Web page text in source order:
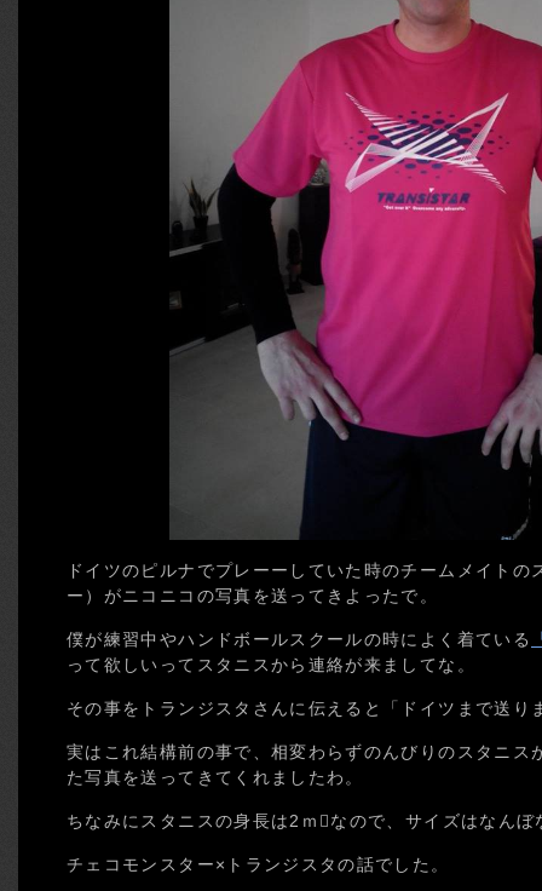
ドイツのピルナでプレーーしていた時のチームメイト
ー）がニコニコの写真を送ってきよったで。
僕が練習中やハンドボールスクールの時によく着ている
って欲しいってスタニスから連絡が来ましてな。
その事をトランジスタさんに伝えると「ドイツまで送り
実はこれ結構前の事で、相変わらずのんびりのスタニス
た写真を送ってきてくれましたわ。
ちなみにスタニスの身長は2ｍなので、サイズはなんぼ
チェコモンスター×トランジスタの話でした。